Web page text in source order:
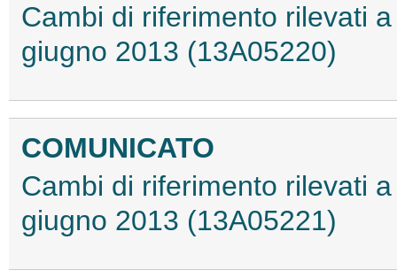
Cambi di riferimento rilevati
giugno 2013 (13A05220)
COMUNICATO
Cambi di riferimento rilevati
giugno 2013 (13A05221)